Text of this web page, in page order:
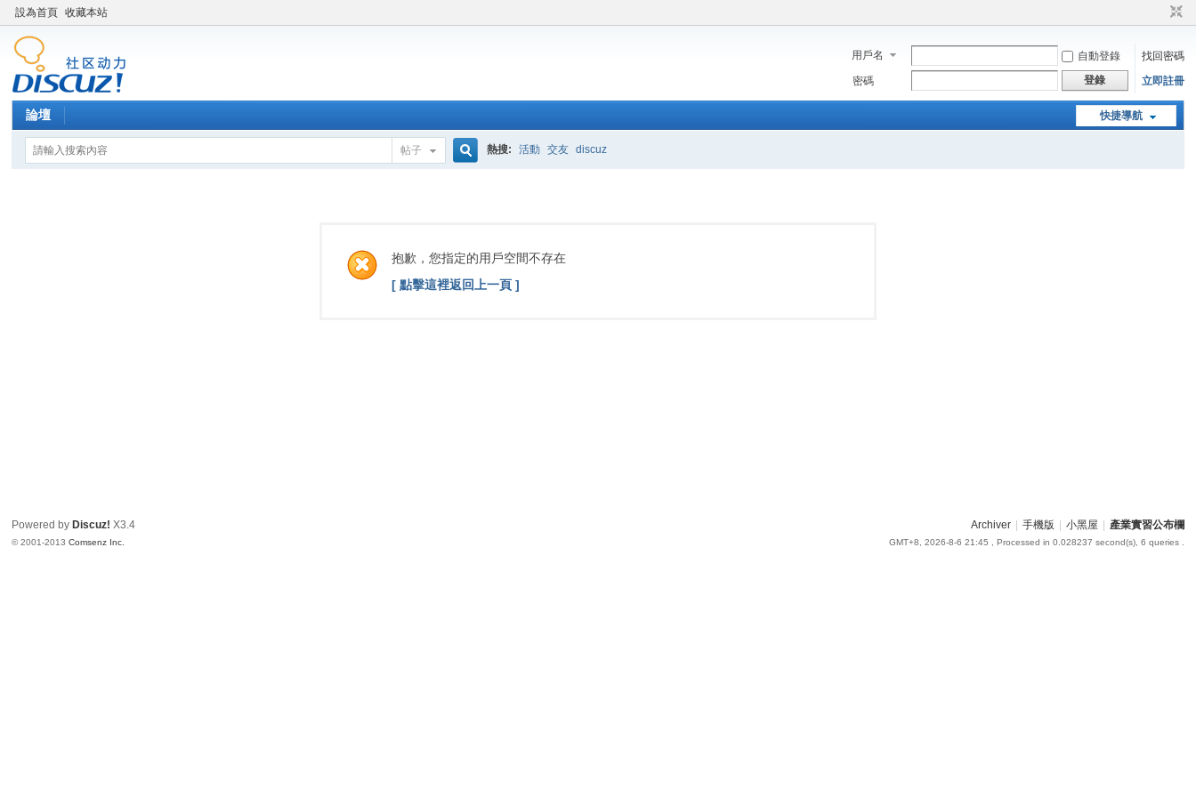
設為首頁 收藏本站
用戶名 自動登錄
找回密碼
密碼
登錄 立即註冊
快捷導航
論壇
帖子
索
熱搜: 活動 交友 discuz
抱歉，您指定的用戶空間不存在
[ 點擊這裡返回上一頁 ]
Archiver 手機版 小黑屋 產業實習公布欄
GMT+8, 2026-8-6 21:45 , Processed in 0.028237 second(s), 6 queries .
Powered by Discuz! X3.4
© 2001-2013Comsenz Inc.